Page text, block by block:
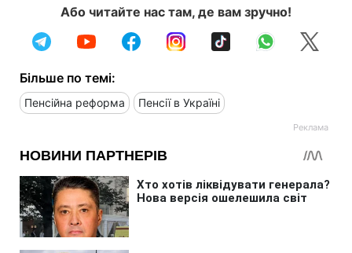
Або читайте нас там, де вам зручно!
Більше по темі:
Пенсійна реформа Пенсії в Україні